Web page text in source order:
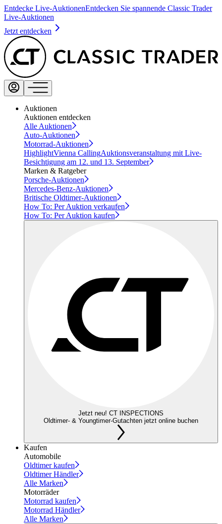
Entdecke Live-AuktionenEntdecken Sie spannende Classic Trader
Live-Auktionen
Jetzt entdecken
Auktionen
Auktionen entdecken
Alle Auktionen
Auto-Auktionen
Motorrad-Auktionen
HighlightVienna CallingAuktionsveranstaltung mit Live-
Besichtigung am 12. und 13. September
Marken & Ratgeber
Porsche-Auktionen
Mercedes-Benz-Auktionen
Britische Oldtimer-Auktionen
How To: Per Auktion verkaufen
How To: Per Auktion kaufen
Jetzt neu! CT INSPECTIONS
Oldtimer- & Youngtimer-Gutachten jetzt online buchen
Kaufen
Automobile
Oldtimer kaufen
Oldtimer Händler
Alle Marken
Motorräder
Motorrad kaufen
Motorrad Händler
Alle Marken